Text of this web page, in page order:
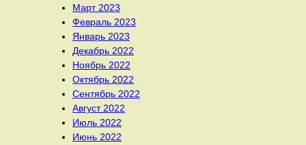
Март 2023
Февраль 2023
Январь 2023
Декабрь 2022
Ноябрь 2022
Октябрь 2022
Сентябрь 2022
Август 2022
Июль 2022
Июнь 2022